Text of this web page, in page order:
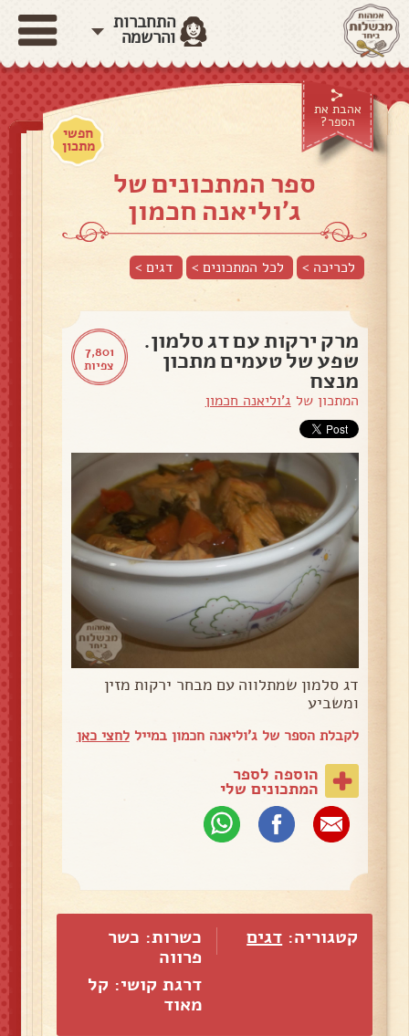
התחברות
והרשמה
אהבת את
הספר?
חפשי
מתכון
ספר המתכונים של
ג'וליאנה חכמון
לכריכה > לכל המתכונים > דגים>
7,801
צפיות
מרק ירקות עם דג סלמון.
שפע של טעמים מתכון
מנצח
המתכון של ג'וליאנה חכמון
דג סלמון שמתלווה עם מבחר ירקות מזין
ומשביע
לקבלת הספר של ג'וליאנה חכמון במייללחצי כאן
הוספה לספר
המתכונים שלי
קטגוריה: דגים
כשרות: כשר
פרווה
דרגת קושי: קל
מאוד